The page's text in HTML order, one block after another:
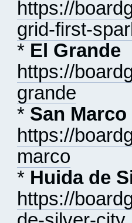
https://
grid-first-
* El Grande
https://
grande
* San Marco
https://
marco
* Huida de
https://